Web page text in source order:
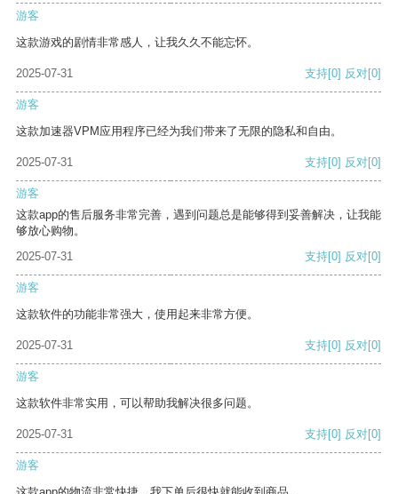
游客
这款游戏的剧情非常感人，让我久久不能忘怀。
2025-07-31 支持[0] 反对[0]
游客
这款加速器VPM应用程序已经为我们带来了无限的隐私和自由。
2025-07-31 支持[0] 反对[0]
游客
这款app的售后服务非常完善，遇到问题总是能够得到妥善解决，让我能
够放心购物。
2025-07-31
支持[0] 反对[0]
游客
这款软件的功能非常强大，使用起来非常方便。
2025-07-31 支持[0] 反对[0]
游客
这款软件非常实用，可以帮助我解决很多问题。
2025-07-31 支持[0] 反对[0]
游客